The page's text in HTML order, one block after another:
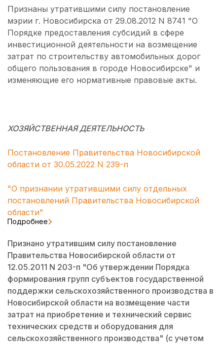
Признаны утратившими силу постановление
мэрии г. Новосибирска от 29.08.2012 N 8741 "О
Порядке предоставления субсидий в сфере
инвестиционной деятельности на возмещение
затрат по строительству автомобильных дорог
общего пользования в городе Новосибирске" и
изменяющие его нормативные правовые акты.
ХОЗЯЙСТВЕННАЯ ДЕЯТЕЛЬНОСТЬ
Постановление Правительства Новосибирской
области от 30.05.2022 N 239-п
"О признании утратившими силу отдельных
постановлений Правительства Новосибирской
области"
Подробнее
Признано утратившим силу постановление
Правительства Новосибирской области от
12.05.2011 N 203-п "Об утверждении Порядка
формирования групп субъектов государственной
поддержки сельскохозяйственного производства в
Новосибирской области на возмещение части
затрат на приобретение и технический сервис
технических средств и оборудования для
сельскохозяйственного производства" (с учетом